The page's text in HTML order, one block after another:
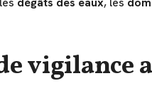
vigilance